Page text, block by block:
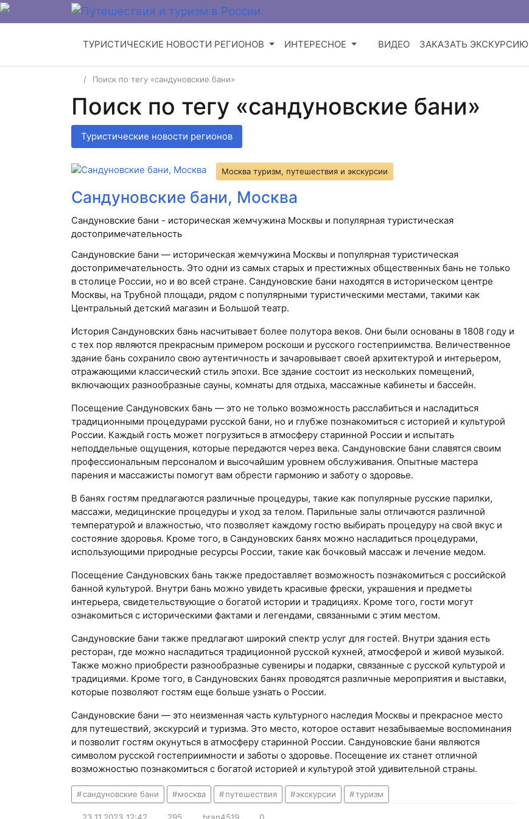
ТУРИСТИЧЕСКИЕ НОВОСТИ РЕГИОНОВ ИНТЕРЕСНОЕ ВИДЕО ЗАКАЗАТЬ ЭКСКУРСИЮ
Поиск по тегу «сандуновские бани»
Поиск по тегу «сандуновские бани»
Туристические новости регионов
Москва туризм, путешествия и экскурсии
Сандуновские бани, Москва
Сандуновские бани - историческая жемчужина Москвы и популярная туристическая
достопримечательность
Сандуновские бани — историческая жемчужина Москвы и популярная туристическая
достопримечательность. Это одни из самых старых и престижных общественных бань не только
в столице России, но и во всей стране. Сандуновские бани находятся в историческом центре
Москвы, на Трубной площади, рядом с популярными туристическими местами, такими как
Центральный детский магазин и Большой театр.
История Сандуновских бань насчитывает более полутора веков. Они были основаны в 1808 году и
с тех пор являются прекрасным примером роскоши и русского гостеприимства. Величественное
здание бань сохранило свою аутентичность и зачаровывает своей архитектурой и интерьером,
отражающими классический стиль эпохи. Все здание состоит из нескольких помещений,
включающих разнообразные сауны, комнаты для отдыха, массажные кабинеты и бассейн.
Посещение Сандуновских бань — это не только возможность расслабиться и насладиться
традиционными процедурами русской бани, но и глубже познакомиться с историей и культурой
России. Каждый гость может погрузиться в атмосферу старинной России и испытать
неподдельные ощущения, которые передаются через века. Сандуновские бани славятся своим
профессиональным персоналом и высочайшим уровнем обслуживания. Опытные мастера
парения и массажисты помогут вам обрести гармонию и заботу о здоровье.
В банях гостям предлагаются различные процедуры, такие как популярные русские парилки,
массажи, медицинские процедуры и уход за телом. Парильные залы отличаются различной
температурой и влажностью, что позволяет каждому гостю выбирать процедуру на свой вкус и
состояние здоровья. Кроме того, в Сандуновских банях можно насладиться процедурами,
использующими природные ресурсы России, такие как бочковый массаж и лечение медом.
Посещение Сандуновских бань также предоставляет возможность познакомиться с российской
банной культурой. Внутри бань можно увидеть красивые фрески, украшения и предметы
интерьера, свидетельствующие о богатой истории и традициях. Кроме того, гости могут
ознакомиться с историческими фактами и легендами, связанными с этим местом.
Сандуновские бани также предлагают широкий спектр услуг для гостей. Внутри здания есть
ресторан, где можно насладиться традиционной русской кухней, атмосферой и живой музыкой.
Также можно приобрести разнообразные сувениры и подарки, связанные с русской культурой и
традициями. Кроме того, в Сандуновских банях проводятся различные мероприятия и выставки,
которые позволяют гостям еще больше узнать о России.
Сандуновские бани — это неизменная часть культурного наследия Москвы и прекрасное место
для путешествий, экскурсий и туризма. Это место, которое оставит незабываемые воспоминания
и позволит гостям окунуться в атмосферу старинной России. Сандуновские бани являются
символом русской гостеприимности и заботы о здоровье. Посещение их станет отличной
возможностью познакомиться с богатой историей и культурой этой удивительной страны.
сандуновские бани москва путешествия экскурсии туризм